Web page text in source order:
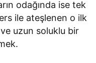
odağında ise tek
ile ateşlenen o ilk
ve uzun soluklu bir